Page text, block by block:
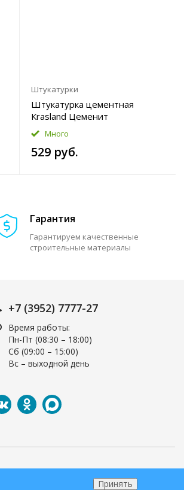
Штукатурки
Штукатурка цементная
Кrasland Цеменит
суперэластичная 25кг
Много
529 руб.
Гарантия
Гарантируем качественные
строительные материалы
+7 (3952) 7777-27
Время работы:
Пн-Пт (08:30 – 18:00)
Cб (09:00 – 15:00)
Вс – выходной день
Принять